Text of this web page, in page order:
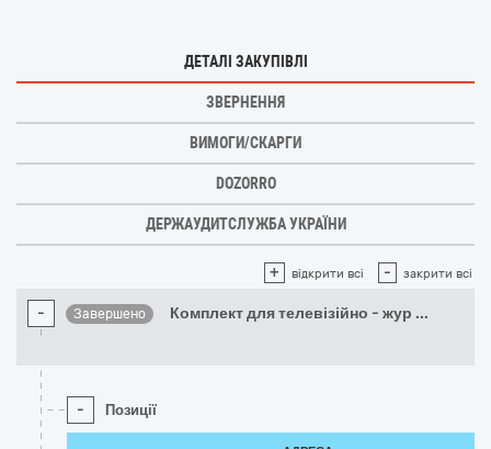
ДЕТАЛІ ЗАКУПІВЛІ
ЗВЕРНЕННЯ
ВИМОГИ/СКАРГИ
DOZORRO
ДЕРЖАУДИТСЛУЖБА УКРАЇНИ
+ відкрити всі - закрити всі
- Завершено Комплект для телевізійно - жур ...
- Позиції